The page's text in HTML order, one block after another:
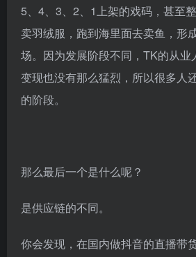
5、4、3、2、1上架的戏码，甚至
卖羽绒服，跑到海里面去卖鱼，形
场。因为发展阶段不同，TK的从业
变现也没有那么猛烈，所以很多人
的阶段。
那么最后一个是什么呢？
是供应链的不同。
你会发现，在国内做抖音的直播带